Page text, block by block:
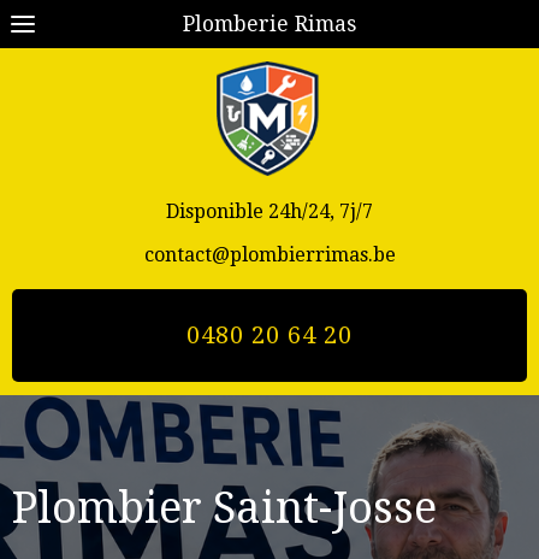
Plomberie Rimas
Disponible 24h/24, 7j/7
contact@plombierrimas.be
0480 20 64 20
PlombierSaint-Josse